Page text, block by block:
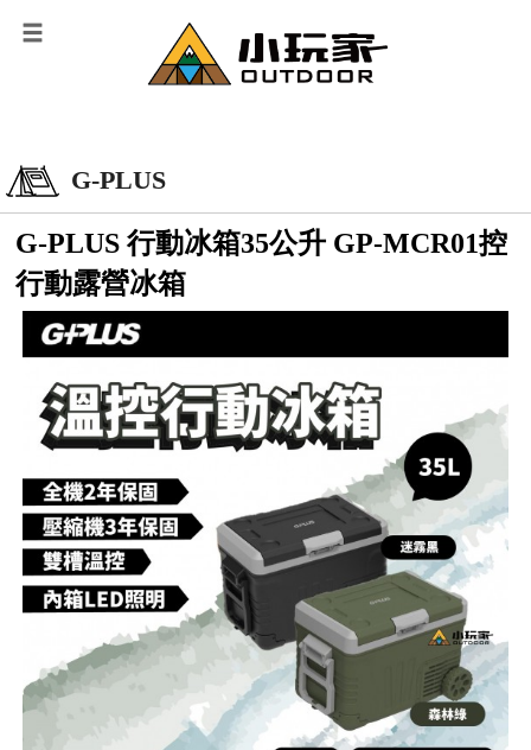
G-PLUS
G-PLUS 行動冰箱35公升 GP-MCR01控
行動露營冰箱